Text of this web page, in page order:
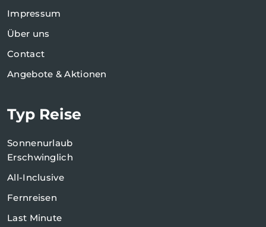
Impressum
Über uns
Contact
Angebote & Aktionen
Typ Reise
Sonnenurlaub
Erschwinglich
All-Inclusive
Fernreisen
Last Minute